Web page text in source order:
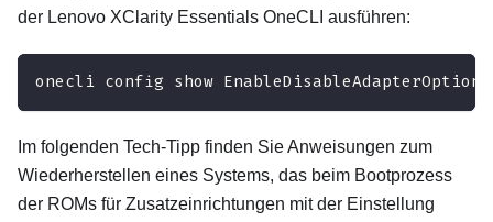
der Lenovo XClarity Essentials OneCLI ausführen:
onecli config show
Im folgenden Tech-Tipp finden Sie Anweisungen zum
Wiederherstellen eines Systems, das beim Bootprozess
der ROMs für Zusatzeinrichtungen mit der Einstellung